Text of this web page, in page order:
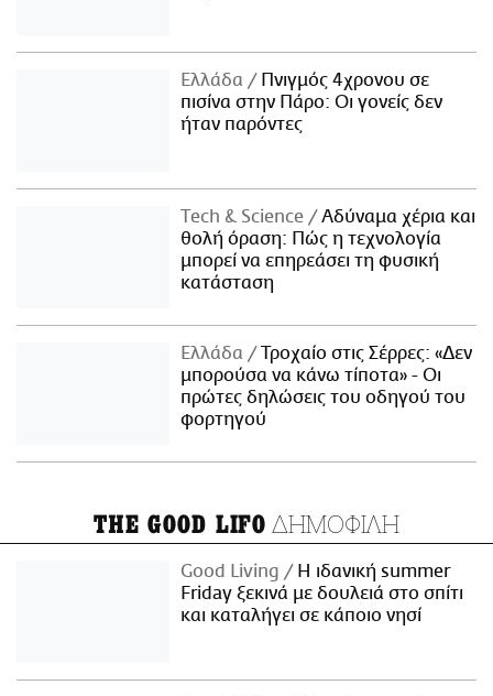
Ελλάδα
Πνιγμός 4χρονου σε
πισίνα στην Πάρο: Οι γονείς δεν
ήταν παρόντες
Τech & Science
Αδύναμα χέρια και
θολή όραση: Πώς η τεχνολογία
μπορεί να επηρεάσει τη φυσική
κατάσταση
Ελλάδα
Τροχαίο στις Σέρρες: «Δεν
μπορούσα να κάνω τίποτα» - Οι
πρώτες δηλώσεις του οδηγού του
φορτηγού
THE GOOD LIFO ΔΗΜΟΦΙΛΗ
Good Living
Η ιδανική summer
Friday ξεκινά με δουλειά στο σπίτι
και καταλήγει σε κάποιο νησί